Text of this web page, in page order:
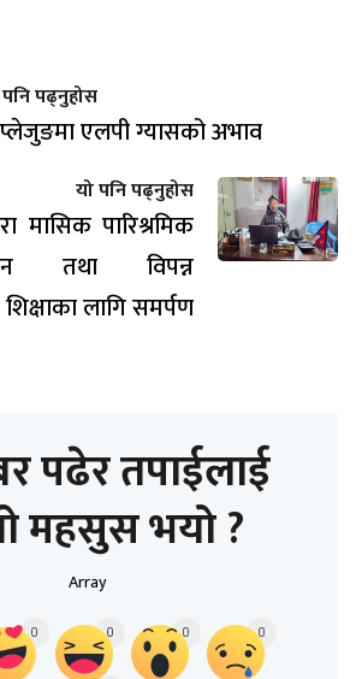
पढ्नुहोस
एलपी ग्यासको अभाव
यो पनि पढ्नुहोस
मासिक पारिश्रमिक
तथा विपन्न
लागि समर्पण
पढेर तपाईलाई
महसुस भयो ?
Array
0 0 0 0